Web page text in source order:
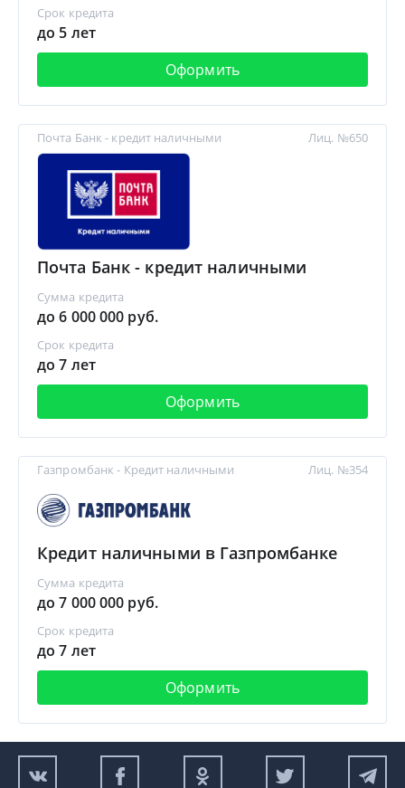
Срок кредита
до 5 лет
Оформить
Почта Банк - кредит наличными
Почта Банк - кредит наличными
Сумма кредита
до 6 000 000 руб.
Срок кредита
до 7 лет
Оформить
Лиц. №650
Газпромбанк - Кредит наличными
Кредит наличными в Газпромбанке
Сумма кредита
до 7 000 000 руб.
Срок кредита
до 7 лет
Оформить
Лиц. №354